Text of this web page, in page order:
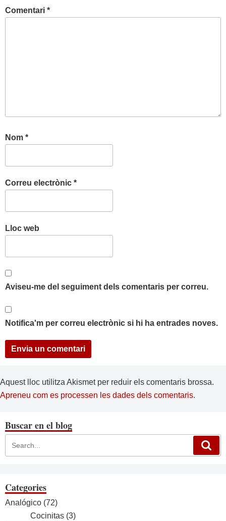
Comentari *
Nom *
Correu electrònic *
Lloc web
Aviseu-me del seguiment dels comentaris per correu.
Notifica'm per correu electrònic si hi ha entrades noves.
Aquest lloc utilitza Akismet per reduir els comentaris brossa.
Apreneu com es processen les dades dels comentaris.
Buscar en el blog
Categories
Analógico (72)
Cocinitas (3)